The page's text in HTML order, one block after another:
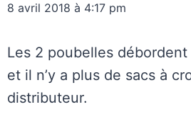
8 avril 2018 à 4:17 pm
Les 2 poubelles
et il n’y a plus de sacs à
distributeur.